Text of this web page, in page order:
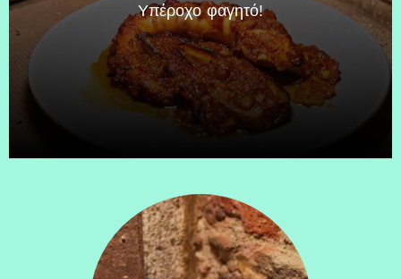
Υπέροχο φαγητό!